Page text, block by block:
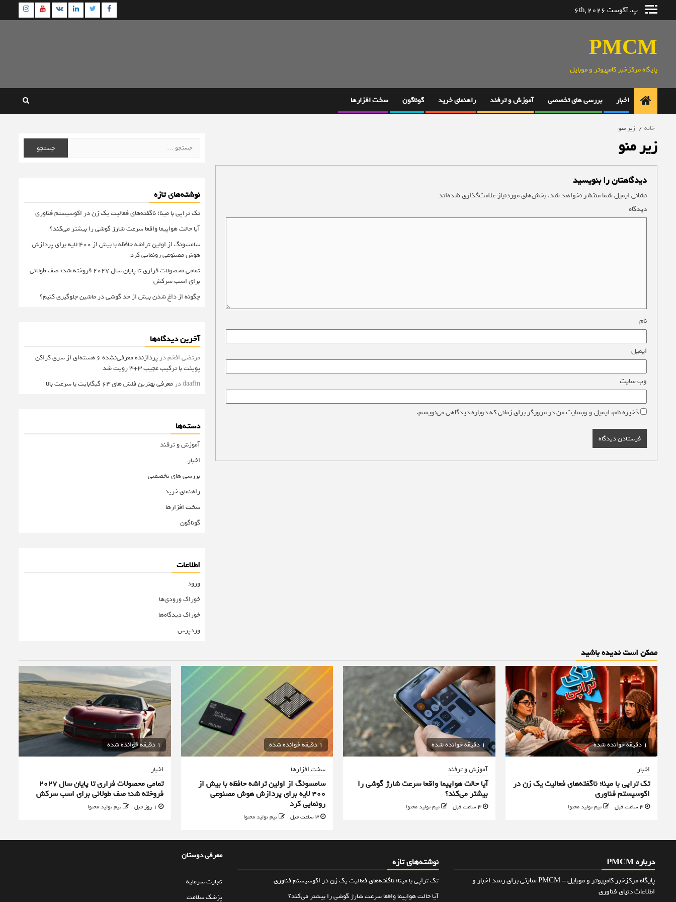
پ. آگوست 6th, 2026 Facebook
Twitter
Linkedin
VK
PMCM
پایگاه مرکزخبر کامپیوتر و موبایل
اخبار بررسی های تخصصی آموزش و ترفند راهنمای خرید گوناگون سخت افزارها
خانه زیر منو
زیر منو
دیدگاهتان را بنویسید
نشانی ایمیل شما منتشر نخواهد شد.بخش‌های موردنیاز علامت‌گذاری شده‌اند
دیدگاه
نام
ایمیل
وب‌ سایت
ذخیره نام، ایمیل و وبسایت من در مرورگر برای زمانی که دوباره دیدگاهی می‌نویسم.
برای:
نوشته‌های تازه
تک تراپی با مینا؛ ناگفته‌های فعالیت یک زن در اکوسیستم فناوری
آیا حالت هواپیما واقعا سرعت شارژ گوشی را بیشتر می‌کند؟
سامسونگ از اولین تراشه حافظه با بیش از ۴۰۰ لایه برای پردازش
هوش مصنوعی رونمایی کرد
تمامی محصولات فراری تا پایان سال ۲۰۲۷ فروخته شد؛ صف طولانی
برای اسب سرکش
چگونه از داغ شدن بیش از حد گوشی در ماشین جلوگیری کنیم؟
آخرین دیدگاه‌ها
مرتضی افخمدر
پردازنده معرفی‌نشده 6 هسته‌ای از سری کراکن
پوینت با ترکیب عجیب 3+3 رویت شد
daafinدر معرفی بهترین فلش های 64 گیگابایت با سرعت بالا
دسته‌ها
آموزش و ترفند
اخبار
بررسی های تخصصی
راهنمای خرید
سخت افزارها
گوناگون
اطلاعات
ورود
خوراک ورودی‌ها
خوراک دیدگاه‌ها
وردپرس
ممکن است ندیده باشید
1 دقیقه خوانده شده
اخبار
تک تراپی با مینا؛ ناگفته‌های فعالیت یک زن در
اکوسیستم فناوری
تیم تولید محتوا
1 دقیقه خوانده شده
آموزش و ترفند
آیا حالت هواپیما واقعا سرعت شارژ گوشی را
بیشتر می‌کند؟
3 ساعت قبل تیم تولید محتوا
1 دقیقه خوانده شده
سخت افزارها
سامسونگ از اولین تراشه حافظه با بیش از
۴۰۰ لایه برای پردازش هوش مصنوعی
رونمایی کرد
تیم تولید محتوا
1 دقیقه خوانده شده
اخبار
تمامی محصولات فراری تا پایان سال ۲۰۲۷
فروخته شد؛ صف طولانی برای اسب سرکش
تیم تولید محتوا
درباره PMCM
پایگاه مرکزخبر کامپیوتر و موبایل - PMCM سایتی برای رسد اخبار و
اطلاعات دنیای فناوری
نوشته‌های تازه
تک تراپی با مینا؛ ناگفته‌های فعالیت یک زن در اکوسیستم فناوری
آیا حالت هواپیما واقعا سرعت شارژ گوشی را بیشتر می‌کند؟
معرفی دوستان
تجارت سرمایه
پزشک سلامت